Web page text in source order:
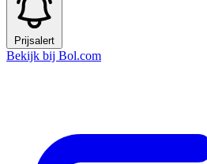
Prijsalert
Bekijk bij Bol.com